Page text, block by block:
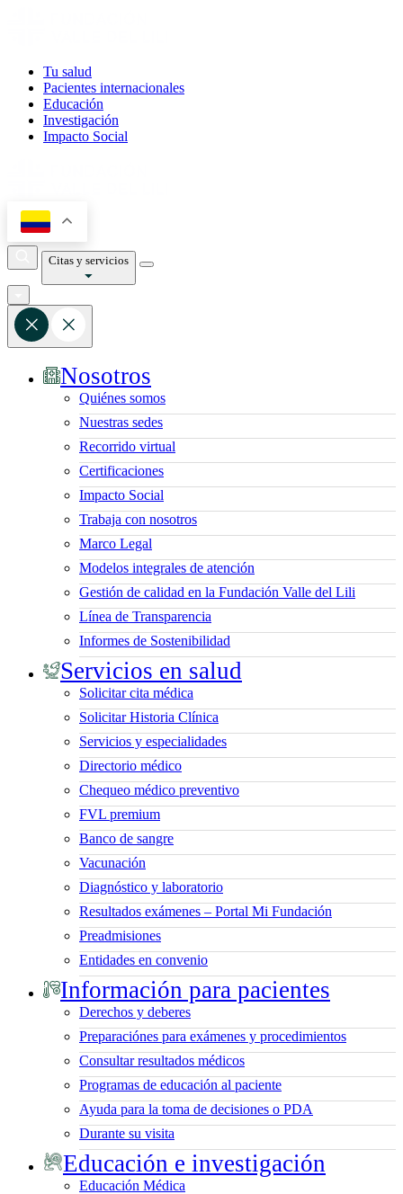
Tu salud
Pacientes internacionales
Educación
Investigación
Impacto Social
Citas y servicios
Nosotros
Quiénes somos
Nuestras sedes
Recorrido virtual
Certificaciones
Impacto Social
Trabaja con nosotros
Marco Legal
Modelos integrales de atención
Gestión de calidad en la Fundación Valle del Lili
Línea de Transparencia
Informes de Sostenibilidad
Servicios en salud
Solicitar cita médica
Solicitar Historia Clínica
Servicios y especialidades
Directorio médico
Chequeo médico preventivo
FVL premium
Banco de sangre
Vacunación
Diagnóstico y laboratorio
Resultados exámenes – Portal Mi Fundación
Preadmisiones
Entidades en convenio
Información para pacientes
Derechos y deberes
Preparaciónes para exámenes y procedimientos
Consultar resultados médicos
Programas de educación al paciente
Ayuda para la toma de decisiones o PDA
Durante su visita
Educación e investigación
Educación Médica